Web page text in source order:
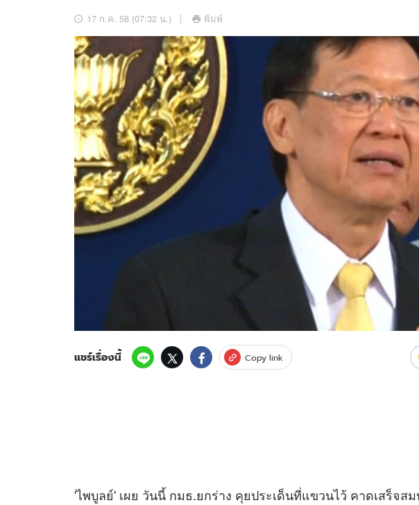
อัปเดตจีน
เช็กข่าวชัวร์
สุ
เ
ดาวน์โหลดสนุกแอปฟรี ติดตามสนุกโซเชียลได้ที่
สงวนลิขสิทธิ์ © บริษัท อิมเมจ ฟิวเจอร์ (ประเทศไทย) จำกัด
17 ก.ค. 58 (07:32 น.) พิมพ์
แชร์เรื่องนี้ Copy link
'ไพบูลย์' เผย วันนี้ กมธ.ยกร่าง คุยประเด็นที่แขวนไว้ คาดเสร็จส